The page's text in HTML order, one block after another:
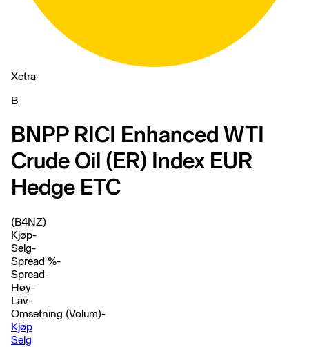
Xetra
B
BNPP RICI Enhanced WTI
Crude Oil (ER) Index EUR
Hedge ETC
(B4NZ)
Kjøp-
Selg-
Spread %-
Spread-
Høy-
Lav-
Omsetning (Volum)-
Kjøp
Selg